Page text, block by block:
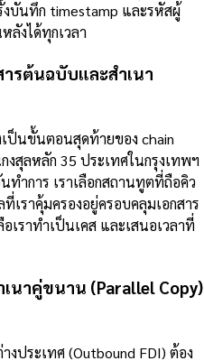
บันทึก timestamp และรหัสผู้
ลังได้ทุกเวลา
ารต้นฉบับและสำเนา
เป็นขั้นตอนสุดท้ายของ chain
งสุลหลัก 35 ประเทศในกรุงเทพฯ
ทำการ เราเลือกสถานทูตที่ถือคิว
เราคุ้มครองอยู่ครอบคลุมเอกสาร
เราทำเป็นเคส และเสนอเวลาที่
นาคู่ขนาน (Parallel Copy)
ประเทศ (Outbound FDI) ต้อง